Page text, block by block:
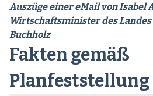
Auszüge einer eMail von Isabel
Wirtschaftsminister des Landes
Buchholz
Fakten gemäß
Planfeststellung